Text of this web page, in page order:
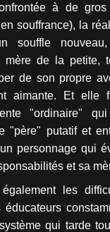
à de
souffrance), la
souffle
mère de la petite,
de son propre
aimante. Et elle
"ordinaire"
"père" putatif et
personnage qui
et sa
les
qui tarde